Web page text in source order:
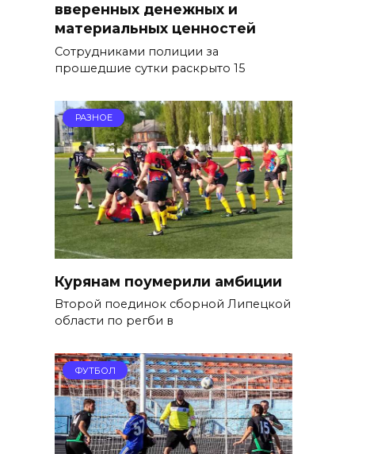
вверенных денежных и
материальных ценностей
Сотрудниками полиции за
прошедшие сутки раскрыто 15
РАЗНОЕ
Курянам поумерили амбиции
Второй поединок сборной Липецкой
области по регби в
ФУТБОЛ